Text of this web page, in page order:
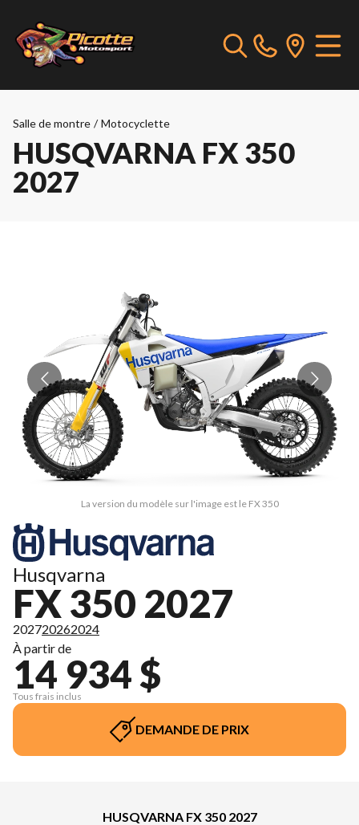
Salle de montre / Motocyclette
HUSQVARNA FX 350
2027
La version du modèle sur l'image est le FX 350
Husqvarna
FX 350 2027
202720262024
À partir de
14 934 $
Tous frais inclus
DEMANDE DE PRIX
HUSQVARNA FX 350 2027